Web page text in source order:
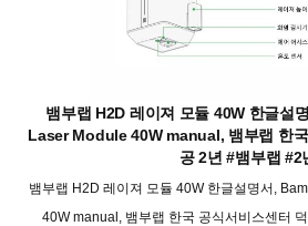
뱀부랩 H2D 레이져 모듈 40W 한글설
Laser Module 40W manual, 뱀부랩 한
공 2년 #뱀부랩 #2
뱀부랩 H2D 레이져 모듈 40W 한글설명서,
40W manual, 뱀부랩 한국 공식서비스센터